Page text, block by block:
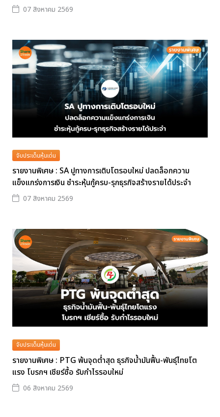
07 สิงหาคม 2569
จับประเด็นหุ้นเด่น
รายงานพิเศษ : SA ปูทางการเติบโตรอบใหม่ ปลดล็อกความ
แข็งแกร่งการเงิน ชำระหุ้นกู้ครบ-รุกธุรกิจสร้างรายได้ประจำ
07 สิงหาคม 2569
จับประเด็นหุ้นเด่น
รายงานพิเศษ : PTG พ้นจุดต่ำสุด ธุรกิจน้ำมันฟื้น-พันธุ์ไทยโต
แรง โบรกฯ เชียร์ซื้อ รับกำไรรอบใหม่
06 สิงหาคม 2569